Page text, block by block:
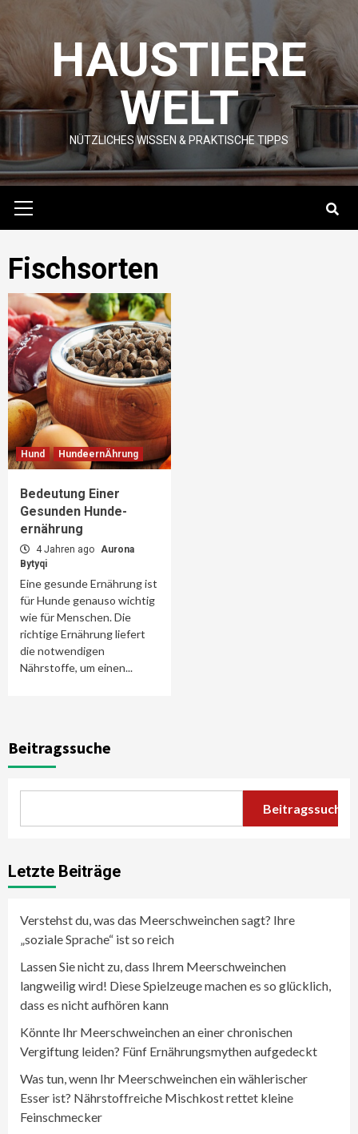
content HAUSTIERE
WELT
NÜTZLICHES WISSEN & PRAKTISCHE TIPPS
Menu
Fischsorten
Hund HundeernÄhrung
Bedeutung Einer
Gesunden Hunde-
ernährung
4 Jahren ago Aurona
Bytyqi
Eine gesunde Ernährung ist
für Hunde genauso wichtig
wie für Menschen. Die
richtige Ernährung liefert
die notwendigen
Nährstoffe, um einen...
Beitragssuche
Beitragssuche
Letzte Beiträge
Verstehst du, was das Meerschweinchen sagt? Ihre
„soziale Sprache“ ist so reich
Lassen Sie nicht zu, dass Ihrem Meerschweinchen
langweilig wird! Diese Spielzeuge machen es so glücklich,
dass es nicht aufhören kann
Könnte Ihr Meerschweinchen an einer chronischen
Vergiftung leiden? Fünf Ernährungsmythen aufgedeckt
Was tun, wenn Ihr Meerschweinchen ein wählerischer
Esser ist? Nährstoffreiche Mischkost rettet kleine
Feinschmecker